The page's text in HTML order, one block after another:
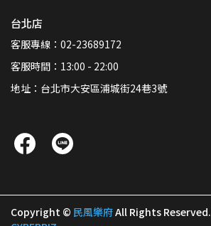
台北店
客服專線：02-23689172
客服時間：13:00 - 22:00
地址：台北市大安區浦城街24巷3號
Copyright © 民風樂府All Rights Reserved.